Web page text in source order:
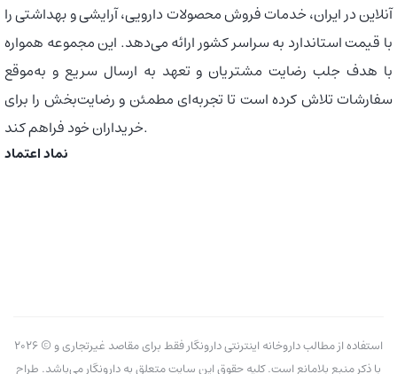
آنلاین در ایران، خدمات فروش محصولات دارویی، آرایشی و بهداشتی را
با قیمت استاندارد به سراسر کشور ارائه می‌دهد. این مجموعه همواره
با هدف جلب رضایت مشتریان و تعهد به ارسال سریع و به‌موقع
سفارشات تلاش کرده است تا تجربه‌ای مطمئن و رضایت‌بخش را برای
خریداران خود فراهم کند.
نماد اعتماد
2026 © استفاده از مطالب داروخانه اینترنتی دارونگار فقط برای مقاصد غیرتجاری و
با ذکر منبع بلامانع است. کلیه حقوق این سایت متعلق به دارونگار می‌باشد. طراح